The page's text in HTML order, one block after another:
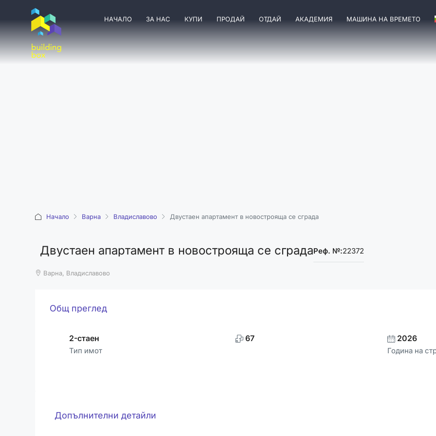
НАЧАЛО ЗА НАС КУПИ ПРОДАЙ ОТДАЙ АКАДЕМИЯ МАШИНА НА ВРЕМЕТО
Начало Варна Владиславово Двустаен апартамент в новострояща се сграда
Двустаен апартамент в новострояща се сградаРеф. №:22372
Варна, Владиславово
Общ преглед
2-стаен
Тип имот
67 2026
Година на
Допълнителни детайли